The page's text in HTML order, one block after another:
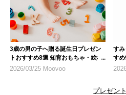
3歳の男の子へ贈る誕生日プレゼン
トおすすめ8選 知育おもちゃ・絵本
を厳選
2026/03/25 Moovoo
す
す
プレゼン